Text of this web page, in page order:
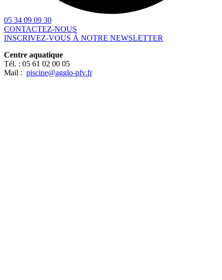
05 34 09 09 30
CONTACTEZ-NOUS
INSCRIVEZ-VOUS Á NOTRE NEWSLETTER
Centre aquatique
Tél. : 05 61 02 00 05
Mail : piscine@agglo-pfv.fr